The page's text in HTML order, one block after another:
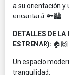
a su orientación y
encantará. 🔑🏙️
DETALLES DE
ESTRENAR): 🏠🙌
Un espacio
tranquilidad: